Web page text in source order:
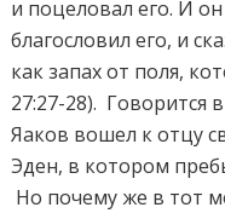
и поцеловал его. И
благословил его, и
как запах от поля,
27:27-28). Говорится
Яаков вошел к отцу
Эден, в котором
Но почему же в тот